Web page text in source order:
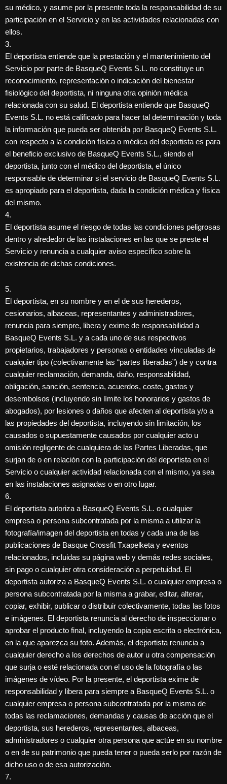
su médico, y asume por la presente toda la responsabilidad de su
participación en el Servicio y en las actividades relacionadas con
ellos.
3.
El deportista entiende que la prestación y el mantenimiento del
Servicio por parte de BasqueQ Events S.L. no constituye un
reconocimiento, representación o indicación del bienestar
fisiológico del deportista, ni ninguna otra opinión médica
relacionada con su salud. El deportista entiende que BasqueQ
Events S.L. no está calificado para hacer tal determinación y toda
la información que pueda ser obtenida por BasqueQ Events S.L.
con respecto a la condición física o médica del deportista es para
el beneficio exclusivo de BasqueQ Events S.L., siendo el
deportista, junto con el médico del deportista, el único
responsable de determinar si el servicio de BasqueQ Events S.L.
es apropiado para el deportista, dada la condición médica y física
del mismo.
4.
El deportista asume el riesgo de todas las condiciones peligrosas
dentro y alrededor de las instalaciones en las que se preste el
Servicio y renuncia a cualquier aviso específico sobre la
existencia de dichas condiciones.
5.
El deportista, en su nombre y en el de sus herederos,
cesionarios, albaceas, representantes y administradores,
renuncia para siempre, libera y exime de responsabilidad a
BasqueQ Events S.L. y a cada uno de sus respectivos
propietarios, trabajadores y personas o entidades vinculadas de
cualquier tipo (colectivamente las “partes liberadas”) de y contra
cualquier reclamación, demanda, daño, responsabilidad,
obligación, sanción, sentencia, acuerdos, coste, gastos y
desembolsos (incluyendo sin límite los honorarios y gastos de
abogados), por lesiones o daños que afecten al deportista y/o a
las propiedades del deportista, incluyendo sin limitación, los
causados o supuestamente causados por cualquier acto u
omisión regligente de cualquiera de las Partes Liberadas, que
surjan de o en relación con la participación del deportista en el
Servicio o cualquier actividad relacionada con el mismo, ya sea
en las instalaciones asignadas o en otro lugar.
6.
El deportista autoriza a BasqueQ Events S.L. o cualquier
empresa o persona subcontratada por la misma a utilizar la
fotografía/imagen del deportista en todas y cada una de las
publicaciones de Basque Crossfit Txapelketa y eventos
relacionados, incluidas su página web y demás redes sociales,
sin pago o cualquier otra consideración a perpetuidad. El
deportista autoriza a BasqueQ Events S.L. o cualquier empresa o
persona subcontratada por la misma a grabar, editar, alterar,
copiar, exhibir, publicar o distribuir colectivamente, todas las fotos
e imágenes. El deportista renuncia al derecho de inspeccionar o
aprobar el producto final, incluyendo la copia escrita o electrónica,
en la que aparezca su foto. Además, el deportista renuncia a
cualquier derecho a los derechos de autor u otra compensación
que surja o esté relacionada con el uso de la fotografía o las
imágenes de vídeo. Por la presente, el deportista exime de
responsabilidad y libera para siempre a BasqueQ Events S.L. o
cualquier empresa o persona subcontratada por la misma de
todas las reclamaciones, demandas y causas de acción que el
deportista, sus herederos, representantes, albaceas,
administradores o cualquier otra persona que actúe en su nombre
o en de su patrimonio que pueda tener o pueda serlo por razón de
dicho uso o de esa autorización.
7.